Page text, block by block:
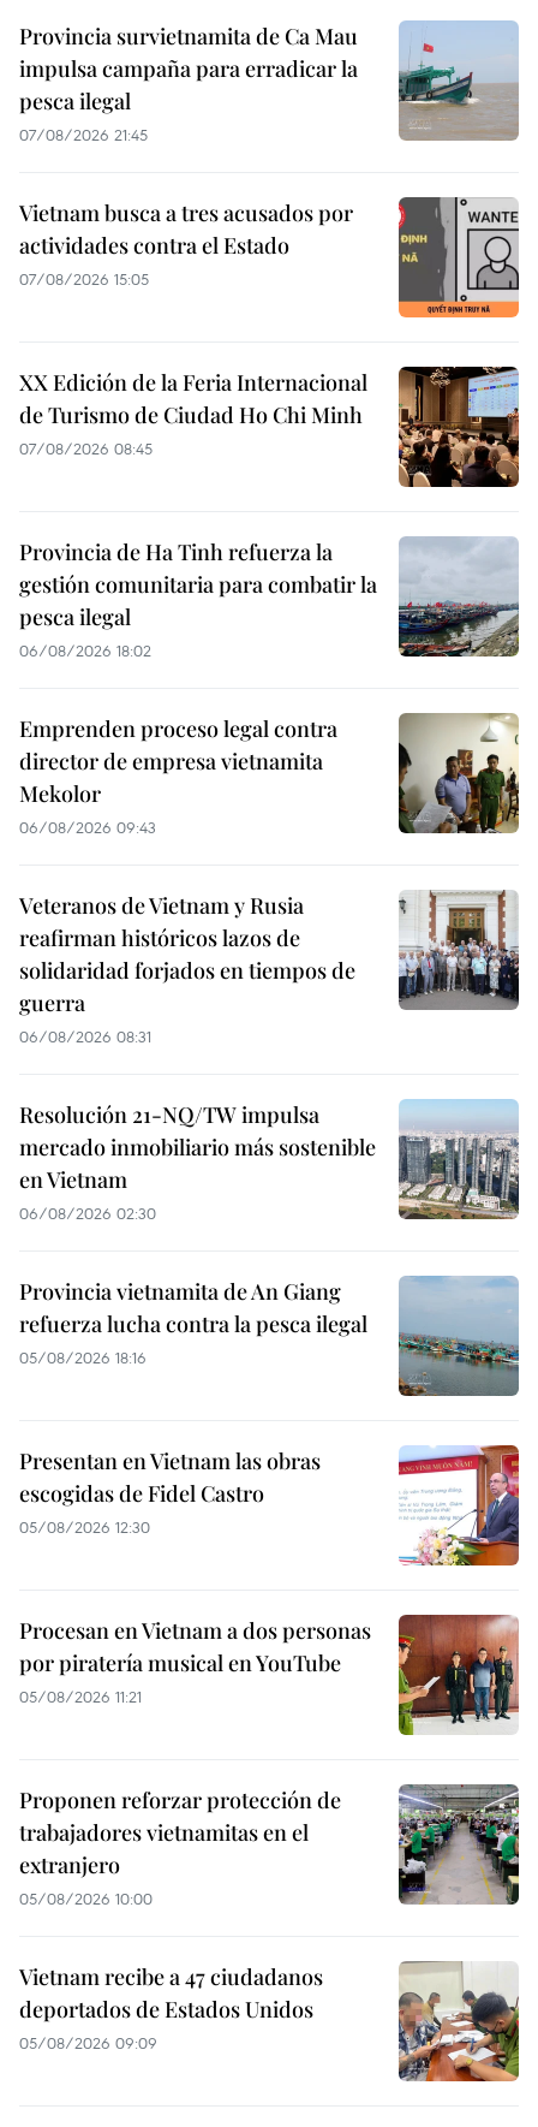
Provincia survietnamita de Ca Mau
impulsa campaña para erradicar la
pesca ilegal
07/08/2026 21:45
Vietnam busca a tres acusados por
actividades contra el Estado
07/08/2026 15:05
XX Edición de la Feria Internacional
de Turismo de Ciudad Ho Chi Minh
07/08/2026 08:45
Provincia de Ha Tinh refuerza la
gestión comunitaria para combatir la
pesca ilegal
06/08/2026 18:02
Emprenden proceso legal contra
director de empresa vietnamita
Mekolor
06/08/2026 09:43
Veteranos de Vietnam y Rusia
reafirman históricos lazos de
solidaridad forjados en tiempos de
guerra
06/08/2026 08:31
Resolución 21-NQ/TW impulsa
mercado inmobiliario más sostenible
en Vietnam
06/08/2026 02:30
Provincia vietnamita de An Giang
refuerza lucha contra la pesca ilegal
05/08/2026 18:16
Presentan en Vietnam las obras
escogidas de Fidel Castro
05/08/2026 12:30
Procesan en Vietnam a dos personas
por piratería musical en YouTube
05/08/2026 11:21
Proponen reforzar protección de
trabajadores vietnamitas en el
extranjero
05/08/2026 10:00
Vietnam recibe a 47 ciudadanos
deportados de Estados Unidos
05/08/2026 09:09